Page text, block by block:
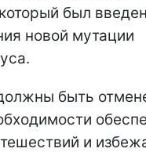
был
новой мутации
быть
и